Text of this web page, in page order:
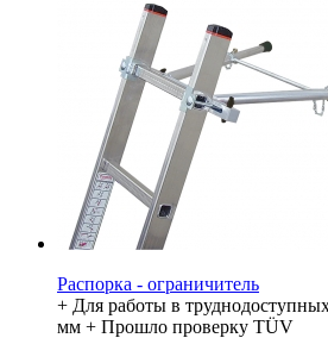
Распорка - ограничитель
+ Для работы в
мм + Прошло проверку TÜV